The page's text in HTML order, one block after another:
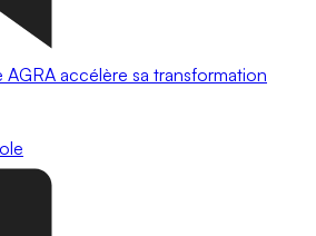
accélère sa transformation